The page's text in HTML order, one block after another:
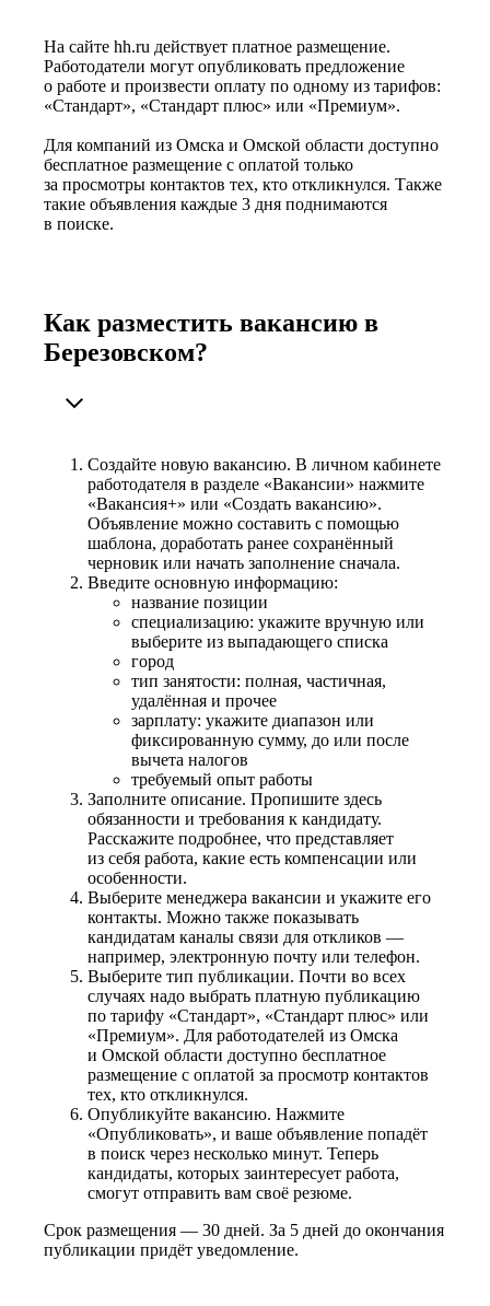
На сайте hh.ru действует платное размещение.
Работодатели могут опубликовать предложение
о работе и произвести оплату по одному из тарифов:
«Стандарт», «Стандарт плюс» или «Премиум».
Для компаний из Омска и Омской области доступно
бесплатное размещение с оплатой только
за просмотры контактов тех, кто откликнулся. Также
такие объявления каждые 3 дня поднимаются
в поиске.
Как разместить вакансию в
Березовском?
Создайте новую вакансию. В личном кабинете
работодателя в разделе «Вакансии» нажмите
«Вакансия+» или «Создать вакансию».
Объявление можно составить с помощью
шаблона, доработать ранее сохранённый
черновик или начать заполнение сначала.
Введите основную информацию:
название позиции
специализацию: укажите вручную или
выберите из выпадающего списка
город
тип занятости: полная, частичная,
удалённая и прочее
зарплату: укажите диапазон или
фиксированную сумму, до или после
вычета налогов
требуемый опыт работы
Заполните описание. Пропишите здесь
обязанности и требования к кандидату.
Расскажите подробнее, что представляет
из себя работа, какие есть компенсации или
особенности.
Выберите менеджера вакансии и укажите его
контакты. Можно также показывать
кандидатам каналы связи для откликов —
например, электронную почту или телефон.
Выберите тип публикации. Почти во всех
случаях надо выбрать платную публикацию
по тарифу «Стандарт», «Стандарт плюс» или
«Премиум». Для работодателей из Омска
и Омской области доступно бесплатное
размещение с оплатой за просмотр контактов
тех, кто откликнулся.
Опубликуйте вакансию. Нажмите
«Опубликовать», и ваше объявление попадёт
в поиск через несколько минут. Теперь
кандидаты, которых заинтересует работа,
смогут отправить вам своё резюме.
Срок размещения — 30 дней. За 5 дней до окончания
публикации придёт уведомление.